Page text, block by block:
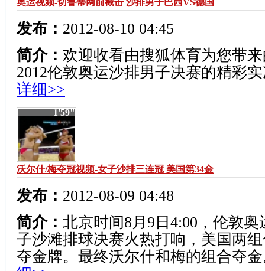
奥运视频-切鲁蒂网前截击 沙排男子巴西VS德国
发布： 2012-08-10 04:45
简介： 欢迎收看由搜狐体育为您带
2012伦敦奥运沙排男子决赛的精彩
详细>>
1'59"
沃尔什/梅夺冠视频-女子沙排三连冠 美国第34金
发布： 2012-08-09 04:48
简介： 北京时间8月9日4:00，伦敦奥
子沙滩排球决赛火热打响，美国两
夺金牌。最终沃尔什和梅的组合夺